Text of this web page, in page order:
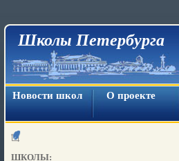
Школы Петербурга
Новости школ О проекте
ШКОЛЫ: